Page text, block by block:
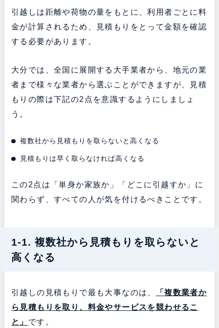
引越しは距離や荷物の量をもとに、利用者ごとに料
金が計算されるため、見積もりをとって金額を確認
する必要があります。
大分では、全国に展開する大手業者から、地元の業
者まで様々な業者から選ぶことができますが、見積
もりの際は下記の2点を意識するようにしましょ
う。
複数社から見積もりを取らないと高くなる
見積もりは早く取らなければ高くなる
この2点は「単身か家族か」「どこに引越すか」に
関わらず、すべての人が気を付けるべきことです。
1-1. 複数社から見積もりを取らないと
高くなる
引越しの見積もりで最も大事なのは、
「複数業者か
ら見積もりを取り、料金やサービスを競わせるこ
と」 です。